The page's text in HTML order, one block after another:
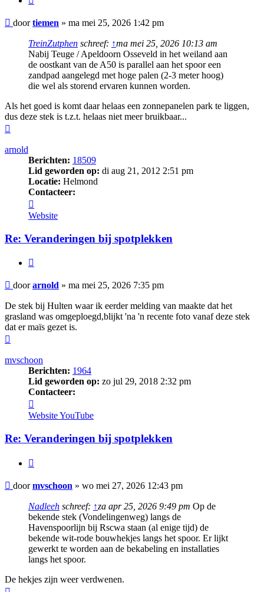
Bericht
doortiemen » ma mei 25, 2026 1:42 pm
TreinZutphen schreef: ↑ma mei 25, 2026 10:13 am
Nabij Teuge / Apeldoorn Osseveld in het weiland aan
de oostkant van de A50 is parallel aan het spoor een
zandpad aangelegd met hoge palen (2-3 meter hoog)
die wel als storend ervaren kunnen worden.
Als het goed is komt daar helaas een zonnepanelen park te liggen,
dus deze stek is t.z.t. helaas niet meer bruikbaar...
arnold
Berichten: 18509
Lid geworden op: di aug 21, 2012 2:51 pm
Locatie: Helmond
Contacteer:
arnold
Website
Re: Veranderingen bij spotplekken
Bericht
doorarnold » ma mei 25, 2026 7:35 pm
De stek bij Hulten waar ik eerder melding van maakte dat het
grasland was omgeploegd,blijkt 'na 'n recente foto vanaf deze stek
dat er maïs gezet is.
mvschoon
Berichten: 1964
Lid geworden op: zo jul 29, 2018 2:32 pm
Contacteer:
mvschoon
WebsiteYouTube
Re: Veranderingen bij spotplekken
Bericht
doormvschoon » wo mei 27, 2026 12:43 pm
Nadleeh schreef: ↑za apr 25, 2026 9:49 pm Op de
bekende stek (Vondelingenweg) langs de
Havenspoorlijn bij Rscwa staan (al enige tijd) de
bekende wit-rode bouwhekjes langs het spoor. Er lijkt
gewerkt te worden aan de bekabeling en installaties
langs het spoor.
De hekjes zijn weer verdwenen.